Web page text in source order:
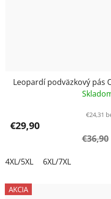
Leopardí podväzkový pás
€24,31
€29,90
€36,90
4XL/5XL 6XL/7XL
AKCIA